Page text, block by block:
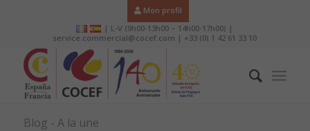
Mon profil
| L-V (9h00-13h00 – 14h00-17h00) |
service.commercial@cocef.com | +33 (0) 1 42 61 33 10
Blog - A la une